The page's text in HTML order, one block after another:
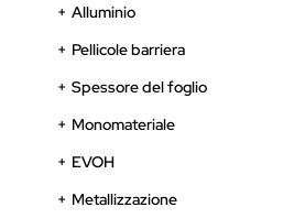
Alluminio
Pellicole barriera
Spessore del foglio
Monomateriale
EVOH
Metallizzazione